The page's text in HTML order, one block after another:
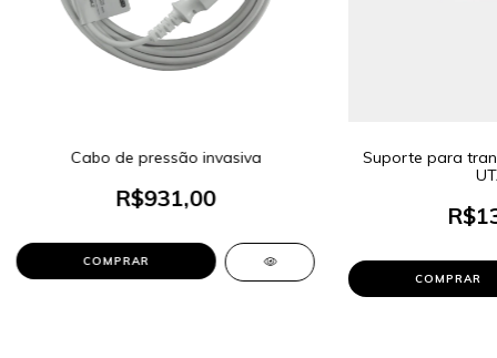
Cabo de pressão invasiva
R$931,00
Suporte para